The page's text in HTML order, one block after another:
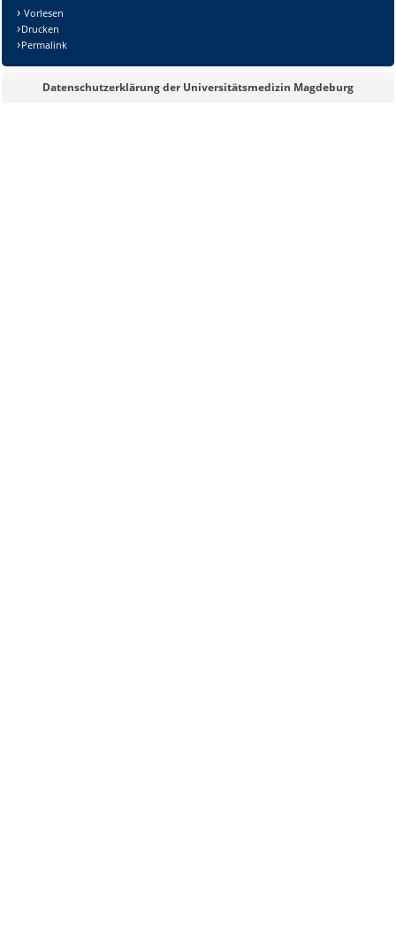
Vorlesen
Drucken
Permalink
Datenschutzerklärung der Universitätsmedizin Magdeburg